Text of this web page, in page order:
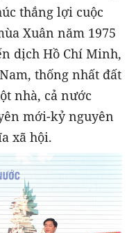
thắng lợi cuộc
Xuân năm 1975
dịch Hồ Chí Minh,
thống nhất đất
nhà, cả nước
mới-kỷ nguyên
xã hội.